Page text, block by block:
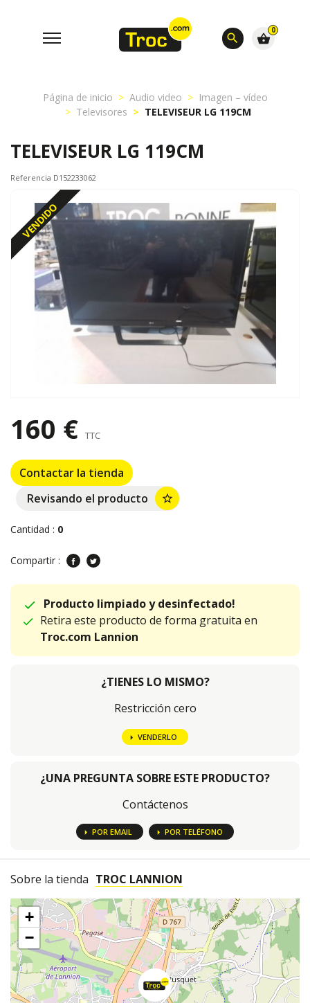
search
0
shopping_basket
Página de inicio Audio video
Imagen – vídeo
Televisores
TELEVISEUR LG 119CM
TELEVISEUR LG 119CM
Referencia D152233062
VENDIDO
160 € TTC
Contactar la tienda
Revisando el producto
star_border
Cantidad : 0
Compartir :
Producto limpiado y desinfectado!
Retira este producto de forma gratuita en
Troc.com Lannion
¿TIENES LO MISMO?
Restricción cero
VENDERLO
¿UNA PREGUNTA SOBRE ESTE PRODUCTO?
Contáctenos
POR EMAIL POR TELÉFONO
Sobre la tienda TROC LANNION
+
−